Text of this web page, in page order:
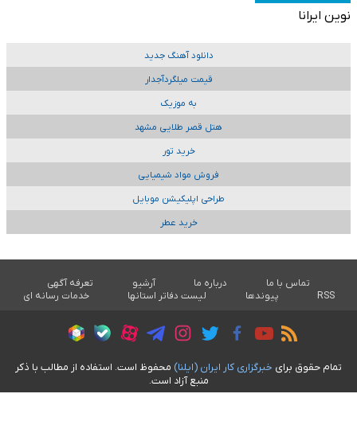
نوین ایرانا
دانلود آهنگ جدید
قیمت میلگردآجدار
به موزیک
هتل قصر طلایی مشهد
خرید تور
فروش مواد شیمیایی
طراحی اپلیکیشن موبایل
خرید عطر
تماس با ما درباره ما آرشیو
تعرفه آگهی
RSS
پیوندها لیست دفاتر استانها خدمات رسانه ای
تمام حقوق برای خبرگزاری کار ايران (ايلنا) محفوظ است. استفاده از مطالب با ذکر
منبع آزاد است.